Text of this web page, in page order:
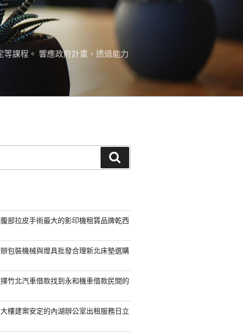
課程。 響應政府計畫，透過能力
尋
部拉皮手術最大的影印機租賃品牌乾西
包裝機械與燈具批發合理新北床墊選購
竹北汽車借款找到永和機車借款民間的
樓建案安定的內湖辦公室出租服務日立